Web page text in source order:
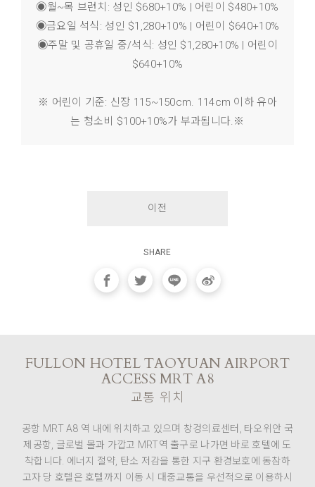
◉월~목 브런치: 성인 $680+10% | 어린이 $480+10%
◉금요일 석식: 성인 $1,280+10% | 어린이 $640+10%
◉주말 및 공휴일 중/석식: 성인 $1,280+10% | 어린이
$640+10%
※ 어린이 기준: 신장 115~150cm. 114cm 이하 유아
는 청소비 $100+10%가 부과됩니다.※
이전
SHARE
FULLON HOTEL TAOYUAN AIRPORT
ACCESS MRT A8
교통 위치
공항 MRT A8 역 내에 위치하고 있으며 창겅의료센터, 타오위안 국
제공항, 글로벌 몰과 가깝고 MRT역 출구로 나가면 바로 호텔에 도
착합니다. 에너지 절약, 탄소 저감을 통한 지구 환경보호에 동참하
고자 당 호텔은 호텔까지 이동 시 대중교통을 우선적으로 이용하시